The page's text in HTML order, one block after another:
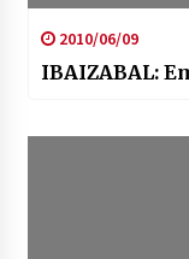
2010/06/09
IBAIZABAL: